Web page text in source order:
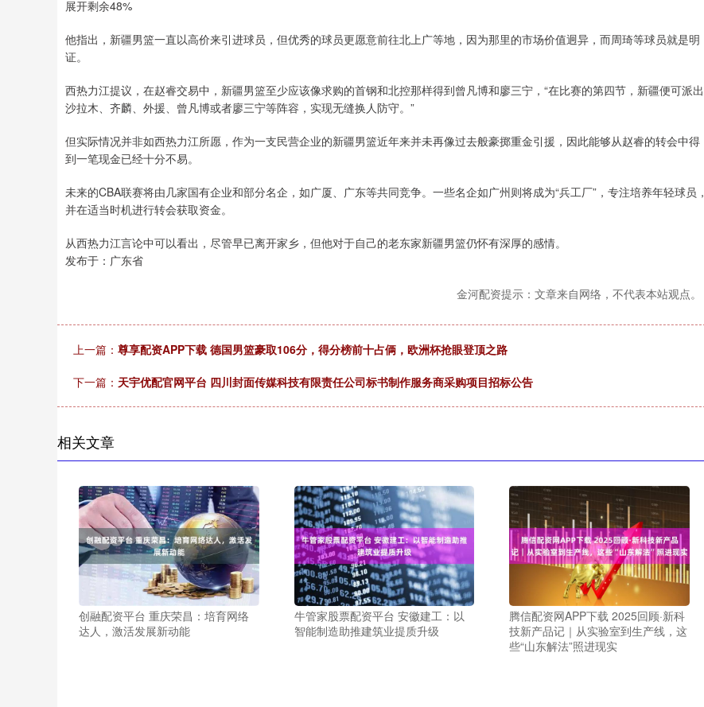
展开剩余48%
他指出，新疆男篮一直以高价来引进球员，但优秀的球员更愿意前往北上广等地，因为那里的市场价值迥异，而周琦等球员就是明
证。
西热力江提议，在赵睿交易中，新疆男篮至少应该像求购的首钢和北控那样得到曾凡博和廖三宁，“在比赛的第四节，新疆便可派出
沙拉木、齐麟、外援、曾凡博或者廖三宁等阵容，实现无缝换人防守。”
但实际情况并非如西热力江所愿，作为一支民营企业的新疆男篮近年来并未再像过去般豪掷重金引援，因此能够从赵睿的转会中得
到一笔现金已经十分不易。
未来的CBA联赛将由几家国有企业和部分名企，如广厦、广东等共同竞争。一些名企如广州则将成为“兵工厂”，专注培养年轻球员，
并在适当时机进行转会获取资金。
从西热力江言论中可以看出，尽管早已离开家乡，但他对于自己的老东家新疆男篮仍怀有深厚的感情。
发布于：广东省
金河配资提示：文章来自网络，不代表本站观点。
上一篇： 尊享配资APP下载 德国男篮豪取106分，得分榜前十占俩，欧洲杯抢眼登顶之路
下一篇： 天宇优配官网平台 四川封面传媒科技有限责任公司标书制作服务商采购项目招标公告
相关文章
创融配资平台 重庆荣昌：培育网络
达人，激活发展新动能
牛管家股票配资平台 安徽建工：以
智能制造助推建筑业提质升级
腾信配资网APP下载 2025回顾·新科
技新产品记｜从实验室到生产线，这
些“山东解法”照进现实